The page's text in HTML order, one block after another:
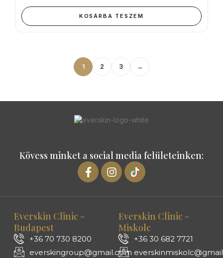
KOSÁRBA TESZEM
1 2 3 →
Kövess minket a social media felületeinken:
Everskin Clinic -
Budapest
+36 70 730 8200
everskingroup@gmail.com
Everskin Clinic -
Miskolc
+36 30 682 7721